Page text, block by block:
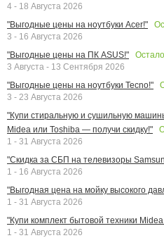
4 - 18 Августа 2026
"Выгодные цены на ноутбуки Acer!"
3 - 16 Августа 2026
"Выгодные цены на ПК ASUS!"
3 Августа - 13 Сентября 2026
"Выгодные цены на ноутбуки Tecno!"
3 - 23 Августа 2026
"Купи стиральную и сушильную
Midea или Toshiba — получи скидку!"
1 - 31 Августа 2026
"Скидка за СБП на телевизоры
1 - 16 Августа 2026
"Выгодная цена на мойку высокого
1 - 31 Августа 2026
"Купи комплект бытовой техники Midea
1 - 31 Августа 2026